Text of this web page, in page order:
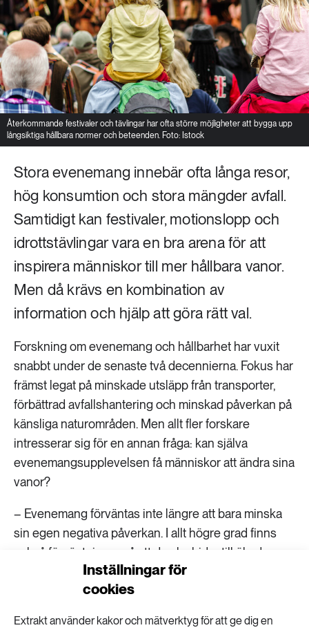
Inställningar för
cookies
Extrakt använder kakor och mätverktyg för att ge dig en
Återkommande festivaler och tävlingar har ofta större möjligheter att bygga upp
långsiktiga hållbara normer och beteenden. Foto: Istock
Stora evenemang innebär ofta långa resor,
hög konsumtion och stora mängder avfall.
Samtidigt kan festivaler, motionslopp och
idrottstävlingar vara en bra arena för att
inspirera människor till mer hållbara vanor.
Men då krävs en kombination av
information och hjälp att göra rätt val.
Forskning om evenemang och hållbarhet har vuxit
snabbt under de senaste två decennierna. Fokus har
främst legat på minskade utsläpp från transporter,
förbättrad avfallshantering och minskad påverkan på
känsliga naturområden. Men allt fler forskare
intresserar sig för en annan fråga: kan själva
evenemangsupplevelsen få människor att ändra sina
vanor?
– Evenemang förväntas inte längre att bara minska
sin egen negativa påverkan. I allt högre grad finns
också förväntningar på att de ska bidra till ökad
miljömedvetenhet och inspirera människor till mer
hållbara beteenden, säger Erik Lundberg, docent i